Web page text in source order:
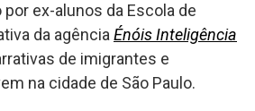
por ex-alunos da Escola de
da agência Énóis Inteligência
de imigrantes e
na cidade de São Paulo.